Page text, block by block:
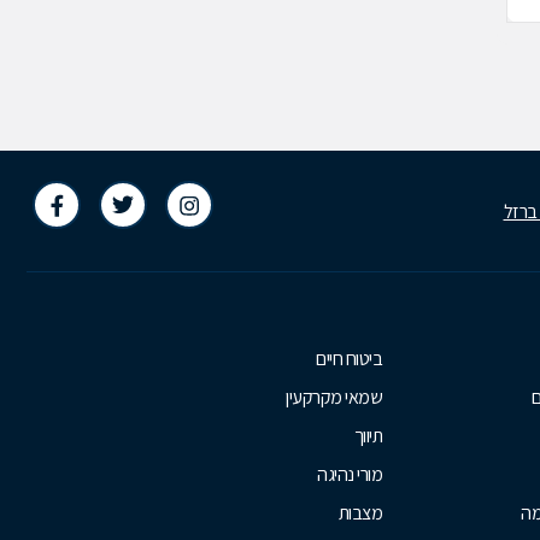
ביטוח חיים
שמאי מקרקעין
תיווך
מורי נהיגה
מצבות